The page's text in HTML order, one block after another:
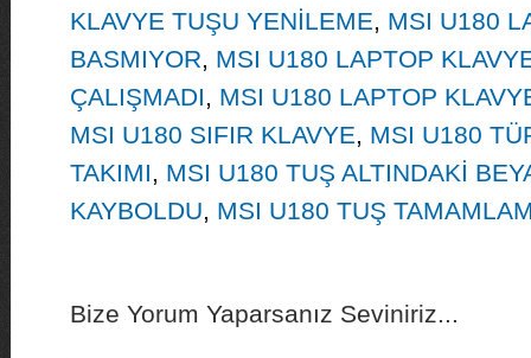
KLAVYE TUŞU YENİLEME, MSI U180
BASMIYOR, MSI U180 LAPTOP
ÇALIŞMADI, MSI U180 LAPTOP
MSI U180 SIFIR KLAVYE, MSI U180
TAKIMI, MSI U180 TUŞ ALTINDAKİ
KAYBOLDU, MSI U180 TUŞ
Bize Yorum Yaparsanız Seviniriz...